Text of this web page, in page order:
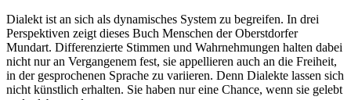
Dialekt ist an sich als dynamisches System zu begreifen. In drei
Perspektiven zeigt dieses Buch Menschen der Oberstdorfer
Mundart. Differenzierte Stimmen und Wahrnehmungen halten dabei
nicht nur an Vergangenem fest, sie appellieren auch an die Freiheit,
in der gesprochenen Sprache zu variieren. Denn Dialekte lassen sich
nicht künstlich erhalten. Sie haben nur eine Chance, wenn sie gelebt